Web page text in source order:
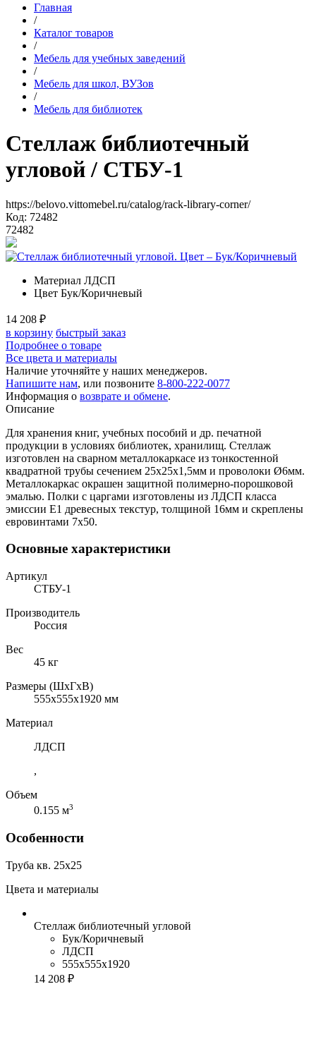
Главная
/
Каталог товаров
/
Мебель для учебных заведений
/
Мебель для школ, ВУЗов
/
Мебель для библиотек
Стеллаж библиотечный
угловой / СТБУ-1
https://belovo.vittomebel.ru/catalog/rack-library-corner/
Код: 72482
72482
Материал ЛДСП
Цвет Бук/Коричневый
14 208 ₽
в корзину быстрый заказ
Подробнее о товаре
Все цвета и материалы
Наличие уточняйте у наших менеджеров.
Напишите нам, или позвоните 8-800-222-0077
Информация о возврате и обмене.
Описание
Для хранения книг, учебных пособий и др. печатной
продукции в условиях библиотек, хранилищ. Стеллаж
изготовлен на сварном металлокаркасе из тонкостенной
квадратной трубы сечением 25х25х1,5мм и проволоки Ø6мм.
Металлокаркас окрашен защитной полимерно-порошковой
эмалью. Полки с царгами изготовлены из ЛДСП класса
эмиссии Е1 древесных текстур, толщиной 16мм и скреплены
евровинтами 7х50.
Основные характеристики
Артикул
СТБУ-1
Производитель
Россия
Вес
45 кг
Размеры (ШхГхВ)
555x555x1920 мм
Материал
ЛДСП
,
Объем
0.155 м3
Особенности
Труба кв. 25х25
Цвета и материалы
Стеллаж библиотечный угловой
Бук/Коричневый
ЛДСП
555x555x1920
14 208 ₽